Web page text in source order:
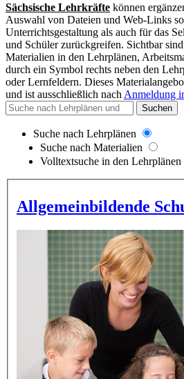
Sächsische Lehrkräfte können
Auswahl von Dateien und Web-Links
Unterrichtsgestaltung als auch für das
und Schüler zurückgreifen. Sichtbar
Materialien in den Lehrplänen,
durch ein Symbol rechts neben den
oder Lernfeldern. Dieses
und ist ausschließlich nach Anmeldung
Suchen
Suche nach Lehrplänen
Suche nach Materialien
Volltextsuche in den Lehrplänen
Allgemeinbildende